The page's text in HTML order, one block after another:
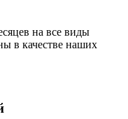
на все виды
в качестве наших